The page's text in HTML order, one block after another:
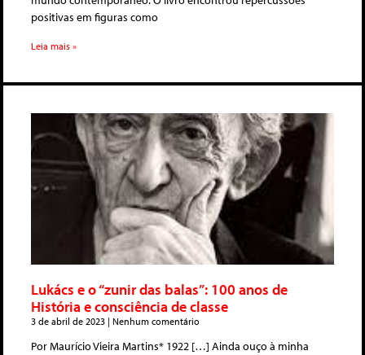
positivas em figuras como
Leia mais »
Lukács e o “zunir das balas”: 100 anos de
História e consciência de classe
3 de abril de 2023 Nenhum comentário
Por Maurício Vieira Martins* 1922 […] Ainda ouço à minha